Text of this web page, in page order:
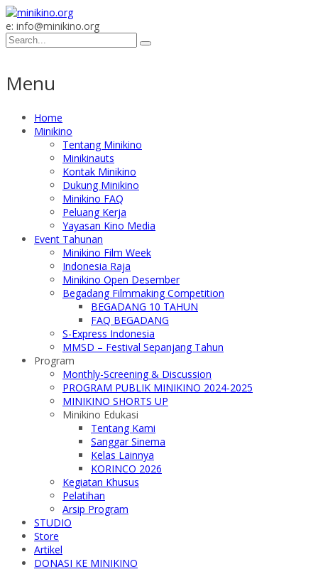
e: info@minikino.org
Menu
Home
Minikino
Tentang Minikino
Minikinauts
Kontak Minikino
Dukung Minikino
Minikino FAQ
Peluang Kerja
Yayasan Kino Media
Event Tahunan
Minikino Film Week
Indonesia Raja
Minikino Open Desember
Begadang Filmmaking Competition
BEGADANG 10 TAHUN
FAQ BEGADANG
S-Express Indonesia
MMSD – Festival Sepanjang Tahun
Program
Monthly-Screening & Discussion
PROGRAM PUBLIK MINIKINO 2024-2025
MINIKINO SHORTS UP
Minikino Edukasi
Tentang Kami
Sanggar Sinema
Kelas Lainnya
KORINCO 2026
Kegiatan Khusus
Pelatihan
Arsip Program
STUDIO
Store
Artikel
DONASI KE MINIKINO